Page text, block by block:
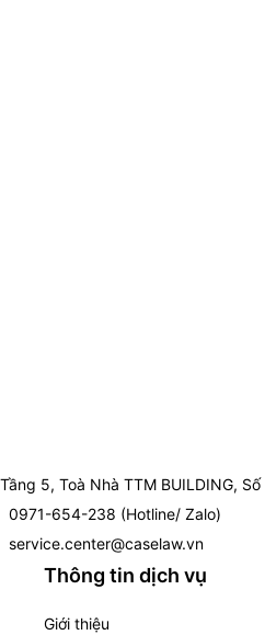
Tầng 5, Toà Nhà TTM BUILDING,
0971-654-238 (Hotline/ Zalo)
service.center@caselaw.vn
Thông tin dịch vụ
Giới thiệu